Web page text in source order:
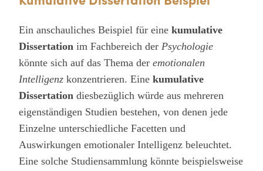
Ein anschauliches Beispiel für eine kumulative
Dissertation im Fachbereich der Psychologie
könnte sich auf das Thema der emotionalen
Intelligenz konzentrieren. Eine kumulative
Dissertation diesbezüglich würde aus mehreren
eigenständigen Studien bestehen, von denen jede
Einzelne unterschiedliche Facetten und
Auswirkungen emotionaler Intelligenz beleuchtet.
Eine solche Studiensammlung könnte beispielsweise